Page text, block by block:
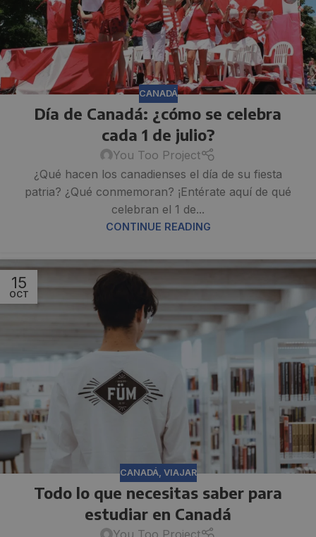
CANADÁ
Día de Canadá: ¿cómo se celebra
cada 1 de julio?
You Too Project
¿Qué hacen los canadienses el día de su fiesta
patria? ¿Qué conmemoran? ¡Entérate aquí de qué
celebran el 1 de...
CONTINUE READING
15
OCT
CANADÁ, VIAJAR
Todo lo que necesitas saber para
estudiar en Canadá
You Too Project